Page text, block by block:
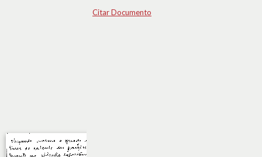
Citar Documento